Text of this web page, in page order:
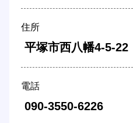
住所
平塚市西八幡4-5-22
電話
090-3550-6226